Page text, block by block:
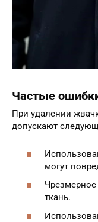
Частые
При удалении
допускают
могут
Чрезмерное
ткань.